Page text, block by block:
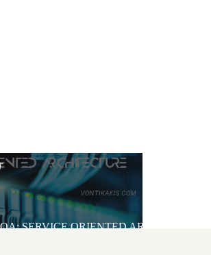
SERVICE ORIENTED